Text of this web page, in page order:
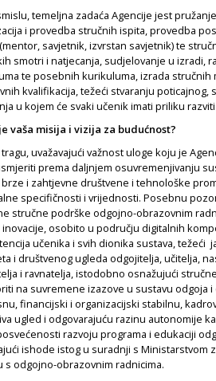
temeljna zadaća Agencije jest
i provedba stručnih ispita, provedba
savjetnik, izvrstan savjetnik) te
smotri i natjecanja, sudjelovanje u izradi,
te posebnih kurikuluma, izrada stručnih
kvalifikacija, težeći stvaranju poticajnog,
u kojem će svaki učenik imati priliku
vaša misija i vizija za budućnost?
uvažavajući važnost uloge koju je
prema daljnjem osuvremenjivanju
i zahtjevne društvene i tehnološke
specifičnosti i vrijednosti. Posebnu
stručne podrške odgojno-obrazovnim
osobito u području digitalnih
učenika i svih dionika sustava, težeći
i društvenog ugleda odgojitelja, učitelja,
i ravnatelja, istodobno osnažujući
na suvremene izazove u sustavu odgoja
financijski i organizacijski stabilnu,
ugled i odgovarajuću razinu autonomije
razvoju programa i edukaciji
ishode istog u suradnji s Ministarstvom
s odgojno-obrazovnim radnicima.